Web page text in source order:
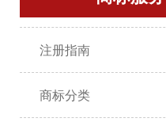
注册指南
商标分类